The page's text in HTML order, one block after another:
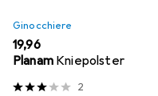
Ginocchiere
EUR
19,96
Planam Kniepolster
2